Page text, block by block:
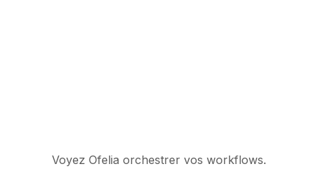
Voyez Ofelia orchestrer vos workflows.